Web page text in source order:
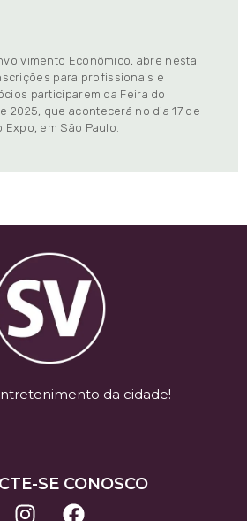
Econômico, abre nesta
para profissionais e
participarem da Feira do
2025, que acontecerá no dia 17 de
em São Paulo.
da cidade!
SE CONOSCO